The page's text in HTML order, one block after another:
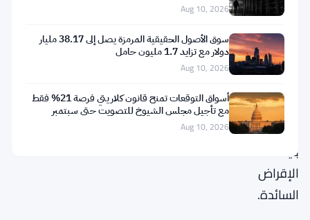
الرقمية
المدعومة
بالذهب
بشكل
واضح
داخل
بنية
الإقراض
السائدة.
Aug 10, 2026
سوق الأصول الحقيقية المرمزة يصل إلى 38.17 مليار
دولار مع تزايد 1.7 مليون حامل
Aug 10, 2026
أسواق التوقعات تمنح قانون كلاريتي فرصة 21% فقط
مع تأجيل مجلس الشيوخ للتصويت حتى سبتمبر
Aug 10, 2026